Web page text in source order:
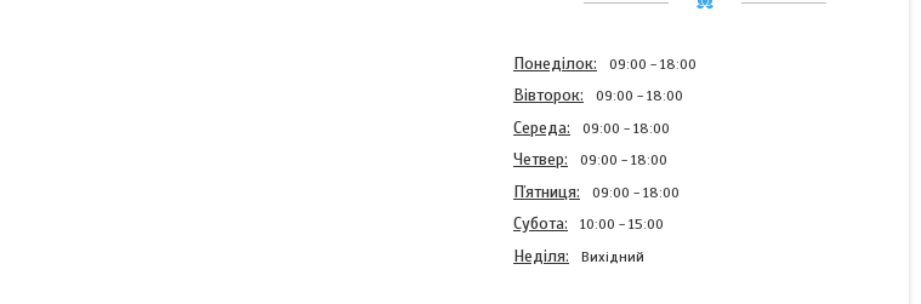
Понеділок 09:00 18:00
Вівторок 09:00 18:00
Середа 09:00 18:00
Четвер 09:00 18:00
Пʼятниця 09:00 18:00
Субота 10:00 15:00
Неділя Вихідний